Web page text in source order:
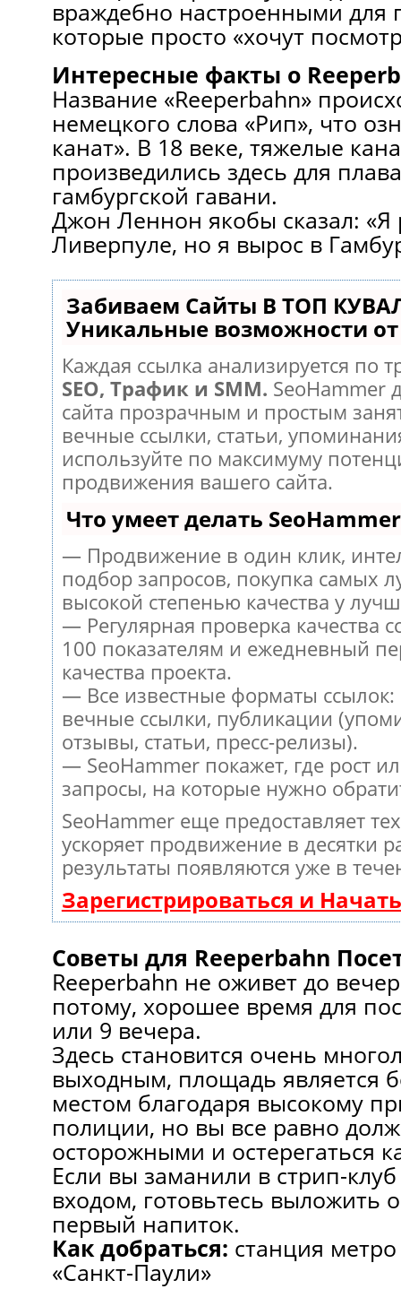
враждебно настроенными для
которые просто «хочут
Интересные факты о
Название «Reeperbahn»
немецкого слова «Рип», что
канат». В 18 веке, тяжелые
произведились здесь для
гамбургской гавани.
Джон Леннон якобы сказал: «Я
Ливерпуле, но я вырос в
Забиваем Сайты В ТОП
Уникальные возможности от
Каждая ссылка анализируется по
SEO, Трафик и SMM. SeoHammer
сайта прозрачным и простым
вечные ссылки, статьи,
используйте по максимуму
продвижения вашего сайта.
Что умеет делать SeoHammer
— Продвижение в один клик,
подбор запросов, покупка самых
высокой степенью качества у
— Регулярная проверка качества
100 показателям и ежедневный
качества проекта.
— Все известные форматы
вечные ссылки, публикации
отзывы, статьи, пресс-релизы).
— SeoHammer покажет, где рост
запросы, на которые нужно
SeoHammer еще предоставляет
ускоряет продвижение в десятки
результаты появляются уже в
Зарегистрироваться и
Советы для Reeperbahn
Reeperbahn не оживет до
потому, хорошее время для
или 9 вечера.
Здесь становится очень
выходным, площадь является
местом благодаря высокому
полиции, но вы все равно
осторожными и остерегаться
Если вы заманили в стрип-
входом, готовьтесь выложить
первый напиток.
Как добраться: станция
«Санкт-Паули»